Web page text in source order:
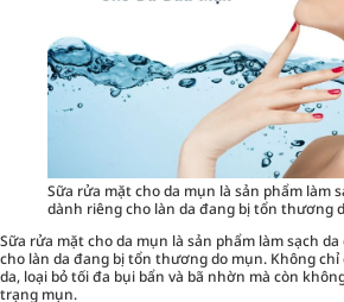
Sữa rửa mặt cho da mụn là sản phẩm làm
dành riêng cho làn da đang bị tổn thương
Sữa rửa mặtcho da mụn là sản phẩm làm sạch
cho làn da đang bị tổn thương do mụn. Không chỉ
da, loại bỏ tối đa bụi bẩn và bã nhờn mà còn
trạng mụn.